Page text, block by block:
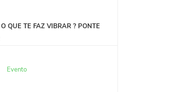
QUE TE FAZ VIBRAR ? PONTE
Evento